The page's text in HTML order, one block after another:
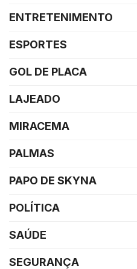
ENTRETENIMENTO
ESPORTES
GOL DE PLACA
LAJEADO
MIRACEMA
PALMAS
PAPO DE SKYNA
POLÍTICA
SAÚDE
SEGURANÇA